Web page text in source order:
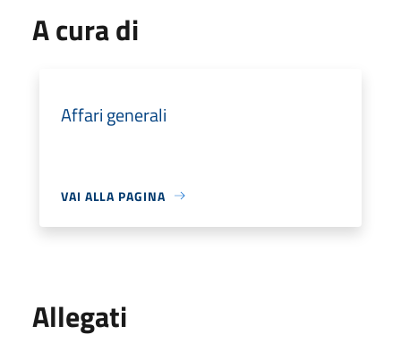
A cura di
Affari generali
VAI ALLA PAGINA
Allegati